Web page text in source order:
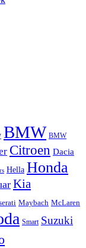
BMW BMW
Citroen Dacia
Hella Honda
Kia
Maybach McLaren
Smart Suzuki